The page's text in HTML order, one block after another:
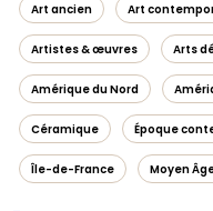
Art ancien Art
Artistes & œuvres Arts
Amérique du Nord
Céramique Époque
Île-de-France Moyen